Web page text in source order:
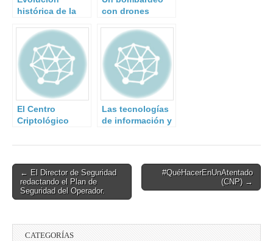
histórica de la
Defensa en
España
con drones
una treintena de
yihadistas de
Daesh en Siria.
El Centro
Criptológico
participa en el
la
Ciberseguridad
Las tecnologías
de información y
de los riesgos de
Post
navigation
← El Director de Seguridad
redactando el Plan de
Seguridad del Operador.
#QuéHacerEnUnAtentado
(CNP) →
CATEGORÍAS